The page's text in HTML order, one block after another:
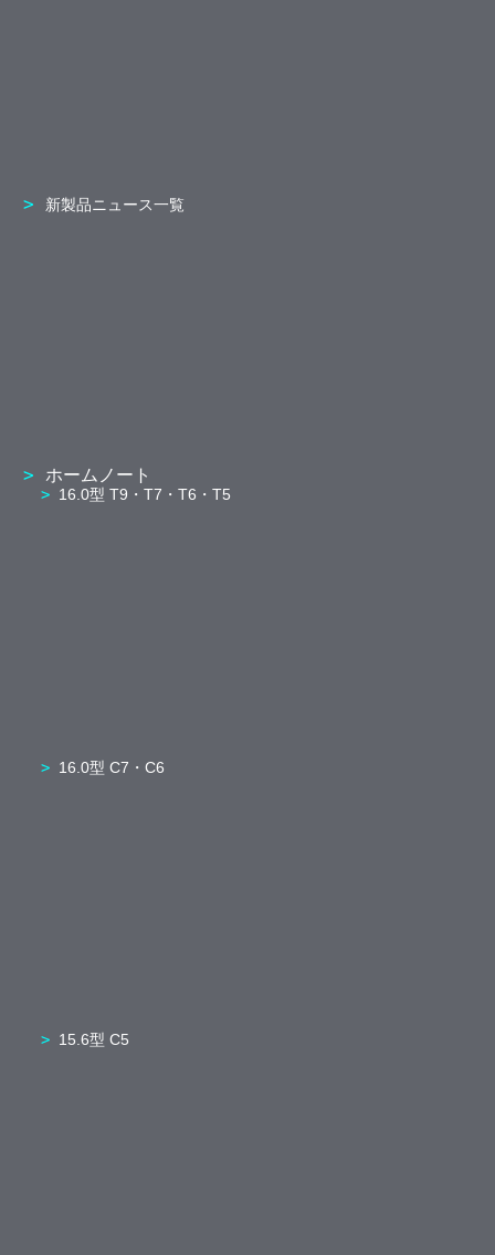
新製品ニュース一覧
ホームノート
16.0型 T9・T7・T6・T5
16.0型 C7・C6
15.6型 C5